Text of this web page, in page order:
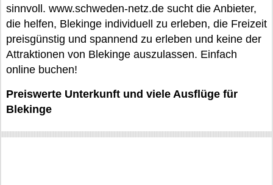
sinnvoll. www.schweden-netz.de sucht die Anbieter,
die helfen, Blekinge individuell zu erleben, die Freizeit
preisgünstig und spannend zu erleben und keine der
Attraktionen von Blekinge auszulassen. Einfach
online buchen!
Preiswerte Unterkunft und viele Ausflüge für
Blekinge